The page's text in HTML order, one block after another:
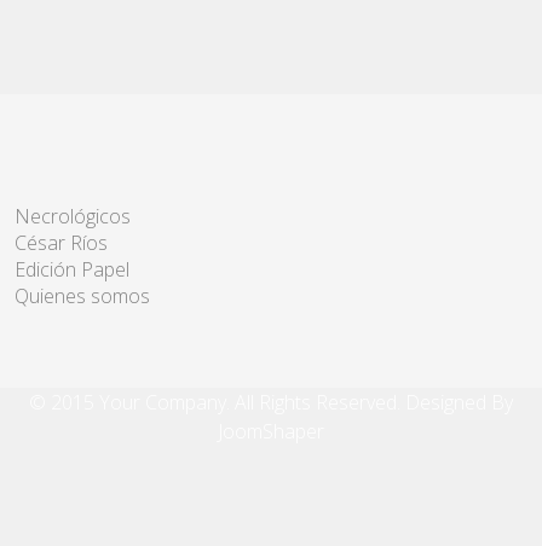
Necrológicos
César Ríos
Edición Papel
Quienes somos